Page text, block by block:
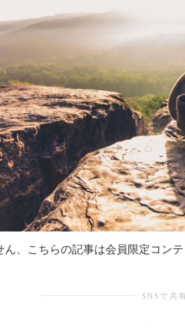
ん、こちらの記事は会員限定コン
SNSで共有